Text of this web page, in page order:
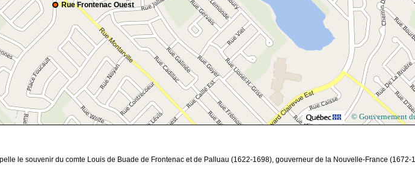
Rue Frontenac Ouest
© Gouvernement
le souvenir du comte Louis de Buade de Frontenac et de Palluau (1622-1698), gouverneur de la Nouvelle-France (1672-